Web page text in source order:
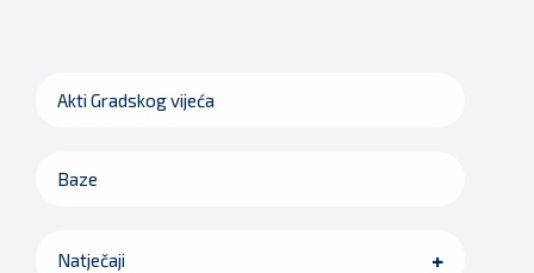
Akti Gradskog vijeća
Baze
Natječaji